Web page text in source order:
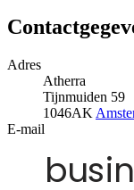
Adres
Atherra
Tijnmuiden 59
1046AK
E-mail